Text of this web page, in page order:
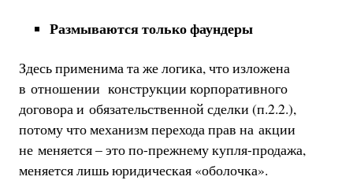
Размываются только фаундеры
Здесь применима та же логика, что изложена
в отношении конструкции корпоративного
договора и обязательственной сделки (п.2.2.),
потому что механизм перехода прав на акции
не меняется – это по-прежнему купля-продажа,
меняется лишь юридическая «оболочка».